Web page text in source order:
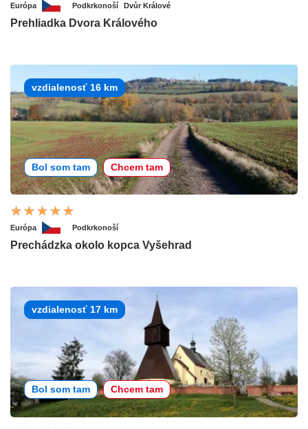
Európa Podkrkonoší Dvůr Králové
Prehliadka Dvora Králového
vzdialenosť 16 km
Bol som tam Chcem tam
Európa Podkrkonoší
Prechádzka okolo kopca Vyšehrad
vzdialenosť 17 km
Bol som tam Chcem tam